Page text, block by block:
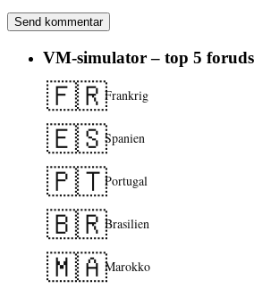
VM-simulator – top 5
🇫🇷Frankrig
🇪🇸Spanien
🇵🇹Portugal
🇧🇷Brasilien
🇲🇦Marokko